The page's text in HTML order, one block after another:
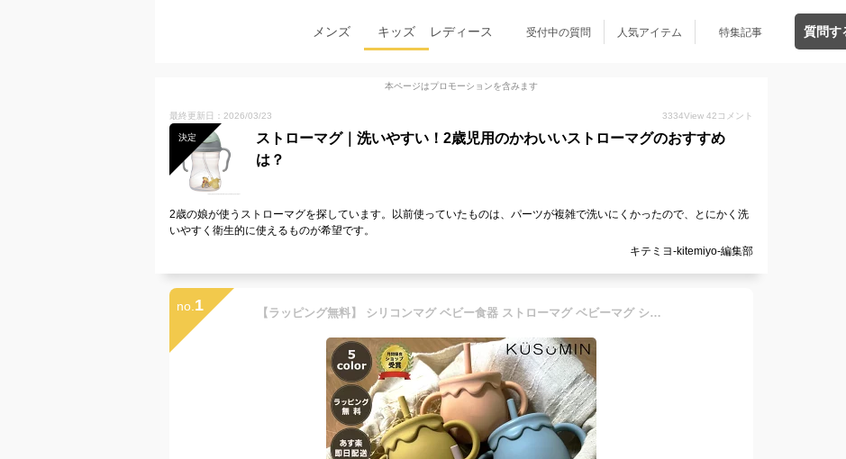
メンズ キッズ レディース 受付中の質問 人気アイテム 特集記事 質問す
本ページはプロモーションを含みます
最終更新日：2026/03/23 3334View 42 コメント
決定
ストローマグ｜洗いやすい！2歳児用のかわいいストローマグのおすすめ
は？
2歳の娘が使うストローマグを探しています。以前使っていたものは、パーツが複雑で洗いにくかったので、とにかく洗
いやすく衛生的に使えるものが希望です。
キテミヨ-kitemiyo-編集部
no. 1 【ラッピング無料】 シリコンマグ ベビー食器 ストローマグ ベビーマグ シリコンコップ トレーニングマグ シリコンマグカップ シリコン おしゃれ 両手持ち 子供用マグカップ 赤ちゃん マグカップ こぼれにくいコップ 洗いやすい お食い初め 出産祝い 離乳食 KUSUMIN